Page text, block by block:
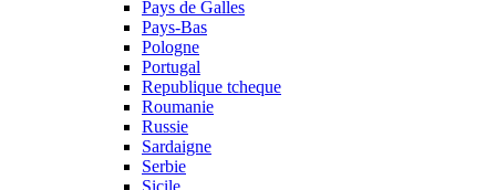
Pays de Galles
Pays-Bas
Pologne
Portugal
Republique tcheque
Roumanie
Russie
Sardaigne
Serbie
Sicile